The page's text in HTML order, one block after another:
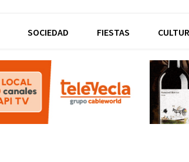
SOCIEDAD FIESTAS